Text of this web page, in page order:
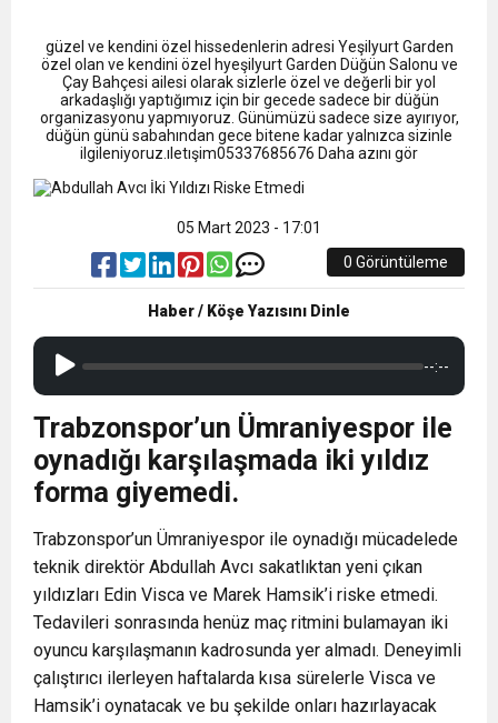
KAP’a Bildirdi
güzel ve kendini özel hissedenlerin adresi Yeşilyurt Garden
özel olan ve kendini özel hyeşilyurt Garden Düğün Salonu ve
Çay Bahçesi ailesi olarak sizlerle özel ve değerli bir yol
arkadaşlığı yaptığımız için bir gecede sadece bir düğün
organizasyonu yapmıyoruz. Günümüzü sadece size ayırıyor,
düğün günü sabahından gece bitene kadar yalnızca sizinle
ilgileniyoruz.ıletışim05337685676 Daha azını gör
05 Mart 2023 - 17:01
0 Görüntüleme
Haber / Köşe Yazısını Dinle
--:--
Trabzonspor’un Ümraniyespor ile
oynadığı karşılaşmada iki yıldız
forma giyemedi.
Trabzonspor’un Ümraniyespor ile oynadığı mücadelede
teknik direktör Abdullah Avcı sakatlıktan yeni çıkan
yıldızları Edin Visca ve Marek Hamsik’i riske etmedi.
Tedavileri sonrasında henüz maç ritmini bulamayan iki
oyuncu karşılaşmanın kadrosunda yer almadı. Deneyimli
çalıştırıcı ilerleyen haftalarda kısa sürelerle Visca ve
Hamsik’i oynatacak ve bu şekilde onları hazırlayacak